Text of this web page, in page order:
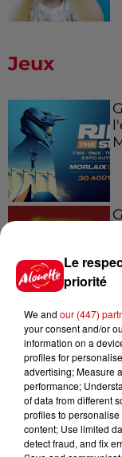
Jeux
Le
priorité
We and our (447)
your consent and/or
information on a
profiles for
advertising; Measure
performance;
of data from different
profiles to
content; Use limited
detect fraud, and fix